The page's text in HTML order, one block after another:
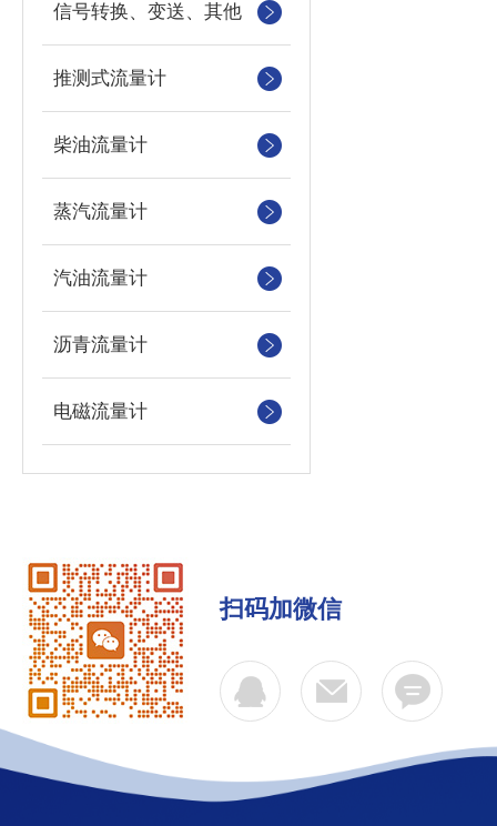
信号转换、变送、其他
推测式流量计
柴油流量计
蒸汽流量计
汽油流量计
沥青流量计
电磁流量计
扫码加微信